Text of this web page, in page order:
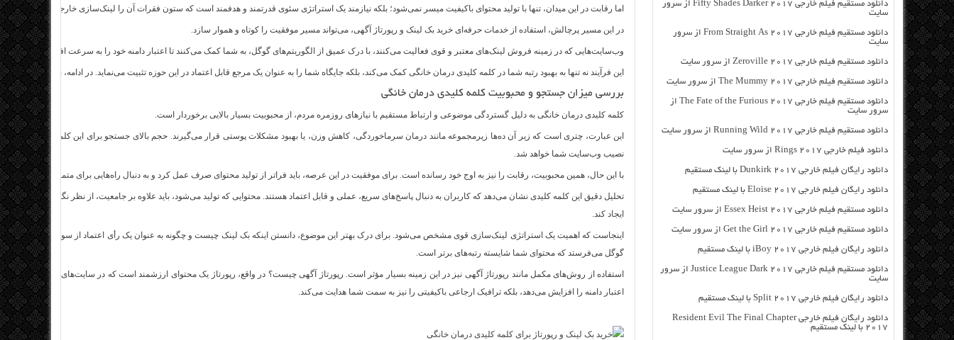
اما رقابت در این میدان، تنها با تولید محتوای باکیفیت میسر نمی‌شود؛ بلکه نیازمند یک استراتژی سئوی قدرتمند و هدفمند است که ستون فقرات آن را لینک‌سازی خارجی تشکیل
در این مسیر پرچالش، استفاده از خدمات حرفه‌ای خرید بک لینک و رپورتاژ آگهی، می‌تواند مسیر موفقیت را کوتاه و هموار سازد.
وب‌سایت‌هایی که در زمینه فروش لینک‌های معتبر و قوی فعالیت می‌کنند، با درک عمیق از الگوریتم‌های گوگل، به شما کمک می‌کنند تا اعتبار دامنه خود را به سرعت افزایش دهید.
این فرآیند نه تنها به بهبود رتبه شما در کلمه کلیدی درمان خانگی کمک می‌کند، بلکه جایگاه شما را به عنوان یک مرجع قابل اعتماد در این حوزه تثبیت می‌نماید. در ادامه، به بررسی
بررسی میزان جستجو و محبوبیت کلمه کلیدی درمان خانگی
کلمه کلیدی درمان خانگی به دلیل گستردگی موضوعی و ارتباط مستقیم با نیازهای روزمره مردم، از محبوبیت بسیار بالایی برخوردار است.
این عبارت، چتری است که زیر آن ده‌ها زیرمجموعه مانند درمان سرماخوردگی، کاهش وزن، یا بهبود مشکلات پوستی قرار می‌گیرند. حجم بالای جستجو برای این کلمه،
نصیب وب‌سایت شما خواهد شد.
با این حال، همین محبوبیت، رقابت را نیز به اوج خود رسانده است. برای موفقیت در این عرصه، باید فراتر از تولید محتوای صرف عمل کرد و به دنبال راه‌هایی برای متمایز شدن بود.
تحلیل دقیق این کلمه کلیدی نشان می‌دهد که کاربران به دنبال پاسخ‌های سریع، عملی و قابل اعتماد هستند. محتوایی که تولید می‌شود، باید علاوه بر جامعیت، از نظر نگارشی نیز با
ایجاد کند.
اینجاست که اهمیت یک استراتژی لینک‌سازی قوی مشخص می‌شود. برای درک بهتر این موضوع، دانستن اینکه بک لینک چیست و چگونه به عنوان یک رأی اعتماد از سوی سایت‌های
گوگل می‌فرستد که محتوای شما شایسته رتبه‌های برتر است.
استفاده از روش‌های مکمل مانند رپورتاژ آگهی نیز در این زمینه بسیار مؤثر است. رپورتاژ آگهی چیست؟ در واقع، رپورتاژ یک محتوای ارزشمند است که در سایت‌های معتبر
اعتبار دامنه را افزایش می‌دهد، بلکه ترافیک ارجاعی باکیفیتی را نیز به سمت شما هدایت می‌کند.
دانلود مستقیم فیلم خارجی Fifty Shades Darker 2017 از سرور
سایت
دانلود مستقیم فیلم خارجی From Straight As 2017 از سرور
سایت
دانلود مستقیم فیلم خارجی Zeroville 2017 از سرور سایت
دانلود مستقیم فیلم خارجی The Mummy 2017 از سرور سایت
دانلود مستقیم فیلم خارجی The Fate of the Furious 2017 از
سرور سایت
دانلود مستقیم فیلم خارجی Running Wild 2017 از سرور سایت
دانلود فیلم خارجی Rings 2017 از سرور سایت
دانلود رایگان فیلم خارجی Dunkirk 2017 با لینک مستقیم
دانلود رایگان فیلم خارجی Eloise 2017 با لینک مستقیم
دانلود مستقیم فیلم خارجی Essex Heist 2017 از سرور سایت
دانلود مستقیم فیلم خارجی Get the Girl 2017 از سرور سایت
دانلود رایگان فیلم خارجی iBoy 2017 با لینک مستقیم
دانلود مستقیم فیلم خارجی Justice League Dark 2017 از سرور
سایت
دانلود رایگان فیلم خارجی Split 2017 با لینک مستقیم
دانلود رایگان فیلم خارجی Resident Evil The Final Chapter
2017 با لینک مستقیم